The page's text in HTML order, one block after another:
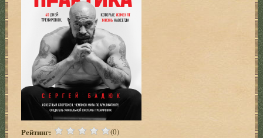
Рейтинг: (0)